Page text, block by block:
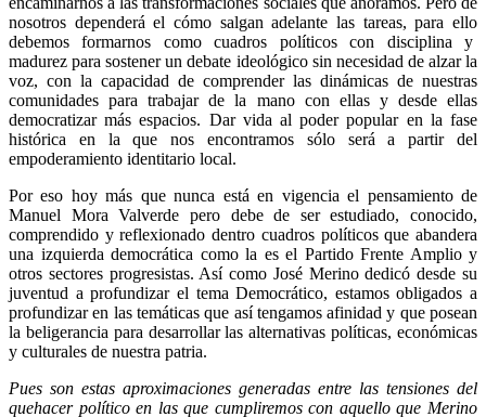
nosotros dependerá el cómo salgan adelante las tareas, para ello
debemos formarnos como cuadros políticos con disciplina y
madurez para sostener un debate ideológico sin necesidad de alzar la
voz, con la capacidad de comprender las dinámicas de nuestras
comunidades para trabajar de la mano con ellas y desde ellas
democratizar más espacios. Dar vida al poder popular en la fase
histórica en la que nos encontramos sólo será a partir del
empoderamiento identitario local.
Por eso hoy más que nunca está en vigencia el pensamiento de
Manuel Mora Valverde pero debe de ser estudiado, conocido,
comprendido y reflexionado dentro cuadros políticos que abandera
una izquierda democrática como la es el Partido Frente Amplio y
otros sectores progresistas. Así como José Merino dedicó desde su
juventud a profundizar el tema Democrático, estamos obligados a
profundizar en las temáticas que así tengamos afinidad y que posean
la beligerancia para desarrollar las alternativas políticas, económicas
y culturales de nuestra patria.
Pues son estas aproximaciones generadas entre las tensiones del
quehacer político en las que cumpliremos con aquello que Merino